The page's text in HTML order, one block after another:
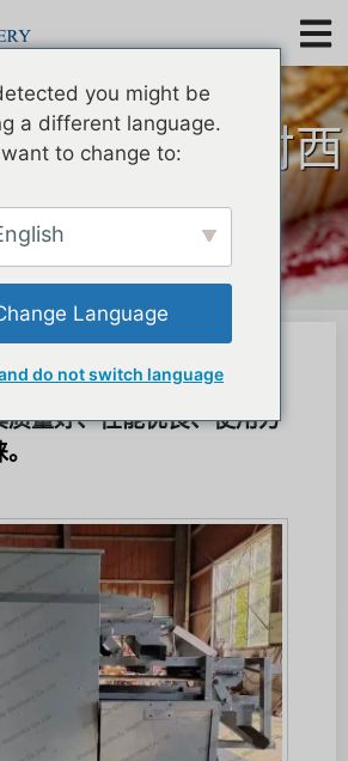
机再次交付西
班牙
专为筛分黄粉虫而设计和
质量好、性能优良、使用方
you might be
a different language.
to change to:
Language
do not switch language